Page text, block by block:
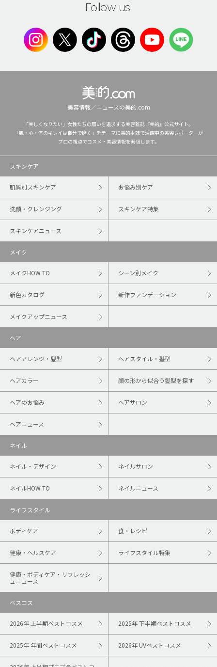
Follow us!
美容情報／ニュースの美的.com
「美しくなりたい」女性たちの願いを追求する美容雑誌『美的』公式サイト。
「肌・心・体のキレイは自分で磨く」をテーマに美的本誌で活躍中の美容レポーターが
プロの視点でコスメ・美容情報を発信します。
スキンケア
肌質別スキンケア お悩み別ケア
洗顔・クレンジング スキンケア特集
スキンケアニュース
メイク
メイクHOW TO シーン別メイク
新色カタログ 新作ファンデーション
メイクアップニュース
ヘア
ヘアアレンジ・髪型 ヘアスタイル・髪型
ヘアカラー 顔の形から似合う髪型を探す
ヘアのお悩み ヘアサロン
ヘアニュース
ネイル
ネイル・デザイン ネイルサロン
ネイルHOW TO ネイルニュース
ライフスタイル
ボディケア 食・レシピ
健康・ヘルスケア ライフスタイル特集
健康・ボディケア・リフレッシ
ュニュース
ベスコス
2026年 上半期ベストコスメ 2025年 下半期ベストコスメ
2025年 年間ベストコスメ 2026年 UVベストコスメ